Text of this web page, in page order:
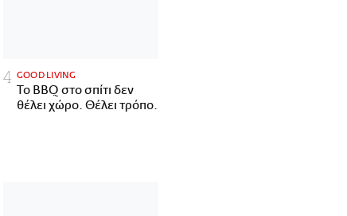
GOOD LIVING
Το BBQ στο σπίτι δεν
θέλει χώρο. Θέλει τρόπο.